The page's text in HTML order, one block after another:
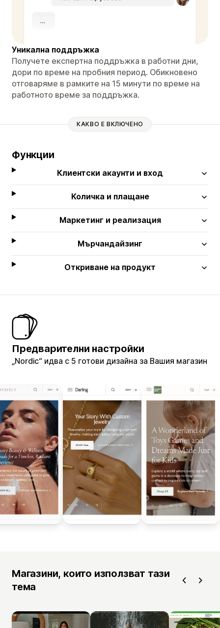
Уникална поддръжка
Получете експертна поддръжка в работни дни,
дори по време на пробния период. Обикновено
отговаряме в рамките на 15 минути по време на
работното време за поддръжка.
КАКВО Е ВКЛЮЧЕНО
Функции
Клиентски акаунти и вход
Количка и плащане
Маркетинг и реализация
Мърчандайзинг
Откриване на продукт
Предварителни настройки
„Nordic“ идва с 5 готови дизайна за Вашия магазин
Магазини, които използват тази
тема